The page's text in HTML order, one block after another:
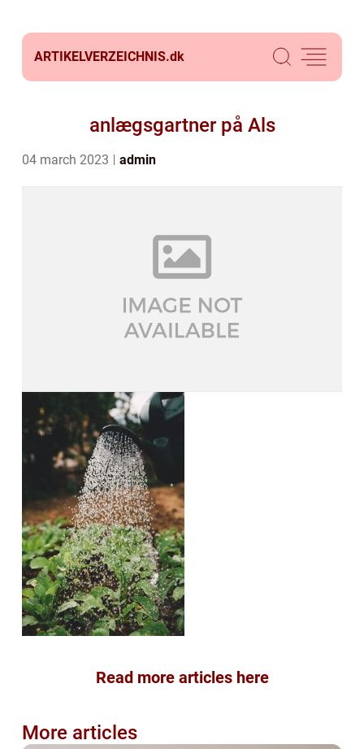
ARTIKELVERZEICHNIS.dk
anlægsgartner på Als
04 march 2023 admin
Read more articles here
More articles